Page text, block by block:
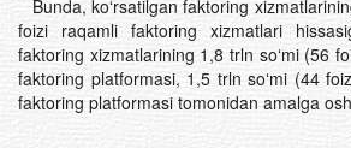
Bunda, koʻrsatilgan faktoring
foizi raqamli faktoring xizmatlari
faktoring xizmatlarining 1,8 trln soʻmi (56
faktoring platformasi, 1,5 trln soʻmi (44
faktoring platformasi tomonidan amalga